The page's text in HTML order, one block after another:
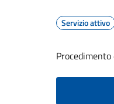
Servizio attivo